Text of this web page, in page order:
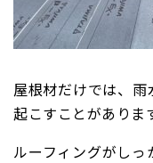
屋根材だけでは、
起こすことがありま
ルーフィングがしっ